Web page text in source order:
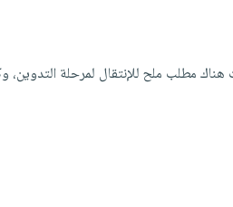
هناك مطلب ملح للإنتقال لمرحلة